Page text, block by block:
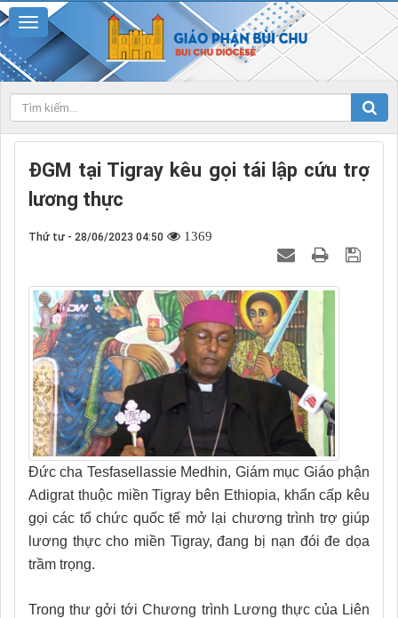
ĐGM tại Tigray kêu gọi tái lập cứu trợ
lương thực
Thứ tư - 28/06/2023 04:50 1369
Đức cha Tesfasellassie Medhin, Giám mục Giáo phận
Adigrat thuộc miền Tigray bên Ethiopia, khẩn cấp kêu
gọi các tổ chức quốc tế mở lại chương trình trợ giúp
lương thực cho miền Tigray, đang bị nạn đói đe dọa
trầm trọng.
Trong thư gởi tới Chương trình Lương thực của Liên